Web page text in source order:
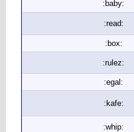
:baby:
:read:
:box:
:rulez:
:egal:
:kafe:
:whip: